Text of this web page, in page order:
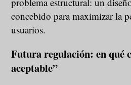
concebido para maximizar la
usuarios.
Futura regulación: en qué
aceptable”